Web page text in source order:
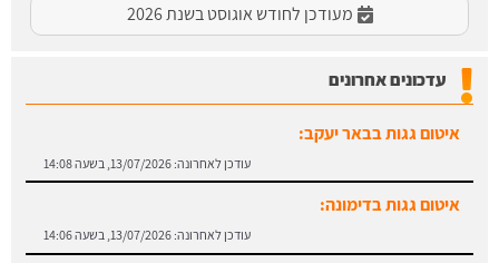
מעודכן לחודש אוגוסט בשנת 2026
עדכונים אחרונים
איטום גגות בבאר יעקב:
עודכן לאחרונה: 13/07/2026, בשעה 14:08
איטום גגות בדימונה:
עודכן לאחרונה: 13/07/2026, בשעה 14:06